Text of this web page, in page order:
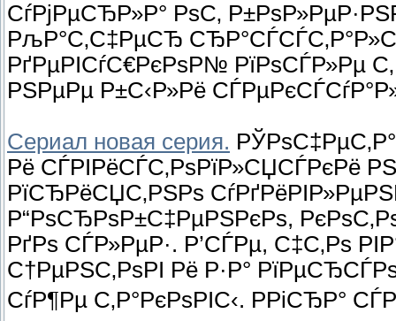
СѓРјРµСЂР»Р° РѕС‚
РљР°С‚С‡РµСЂ
РґРµРІСѓС€РєРѕР№ РїРѕСЃР»Рµ
РЅРµРµ Р±С‹Р»Рё
Сериал новая серия.
Рё СЃРІРёСЃС‚РѕРїР»СЏСЃРєРё
РїСЂРёСЏС‚РЅРѕ
Р“РѕСЂРѕР±С‡РµРЅРєРѕ,
РґРѕ СЃР»РµР·. Р’СЃРµ, С‡С‚Рѕ
С†РµРЅС‚РѕРІ Рё Р·Р°
СѓР¶Рµ С‚Р°РєРѕРІС‹. РРіСЂР°